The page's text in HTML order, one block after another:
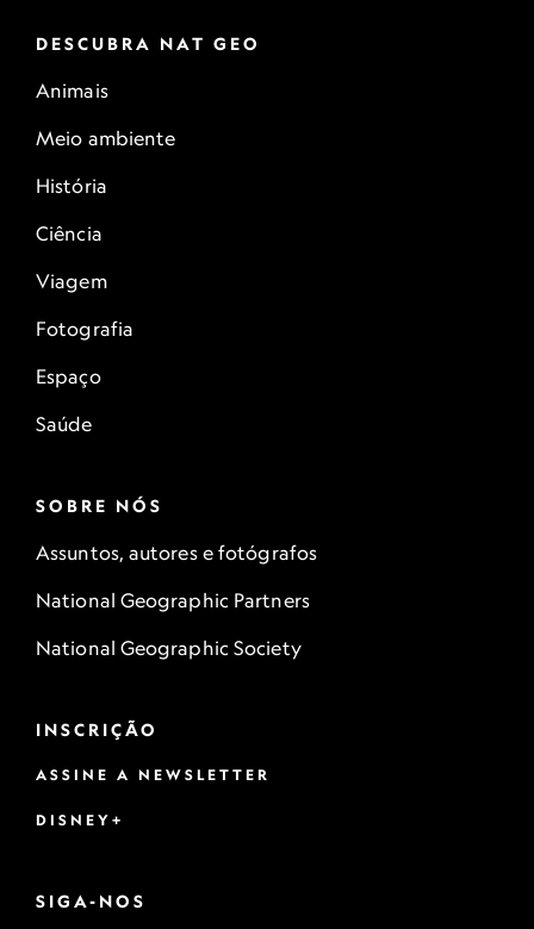
DESCUBRA NAT GEO
Animais
Meio ambiente
História
Ciência
Viagem
Fotografia
Espaço
Saúde
SOBRE NÓS
Assuntos, autores e fotógrafos
National Geographic Partners
National Geographic Society
INSCRIÇÃO
ASSINE A NEWSLETTER
DISNEY+
SIGA-NOS